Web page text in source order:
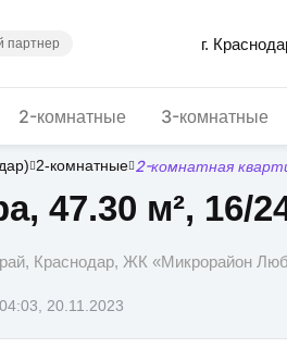
партнер г.
2-комнатные 3-комнатные
2-комнатные 2-комнатная
47.30 м², 16/
Краснодар, ЖК «Микрорайон
04:03, 20.11.2023